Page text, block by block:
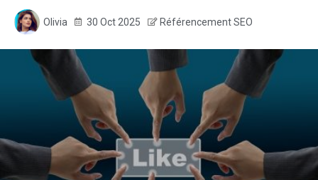
Olivia 30 Oct 2025 Référencement SEO